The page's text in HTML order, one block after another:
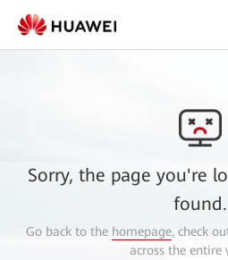
Sorry, the page you're
found.
Go back to the homepage, check
across the entire